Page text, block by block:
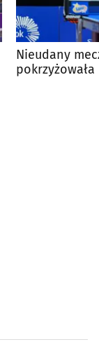
Nieudany